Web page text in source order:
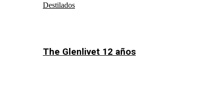
Destilados
The Glenlivet 12 años